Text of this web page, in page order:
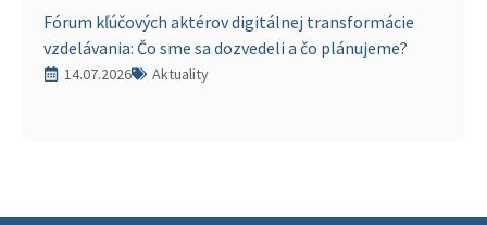
Fórum kľúčových aktérov digitálnej transformácie
vzdelávania: Čo sme sa dozvedeli a čo plánujeme?
14.07.2026 Aktuality